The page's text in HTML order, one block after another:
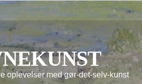
oplevelser med gør-det-selv-kunst